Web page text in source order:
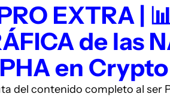
Glosario de Términos
+400 términos
PDF explicativo
Spotify
Description
Description
Apple
EXTRA |
de las
en Crypto
del contenido completo al ser